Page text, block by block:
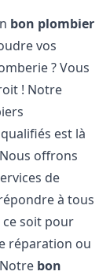
bon plombier
vos
? Vous
! Notre
est là
offrons
de
à tous
ce soit pour
réparation ou
bon